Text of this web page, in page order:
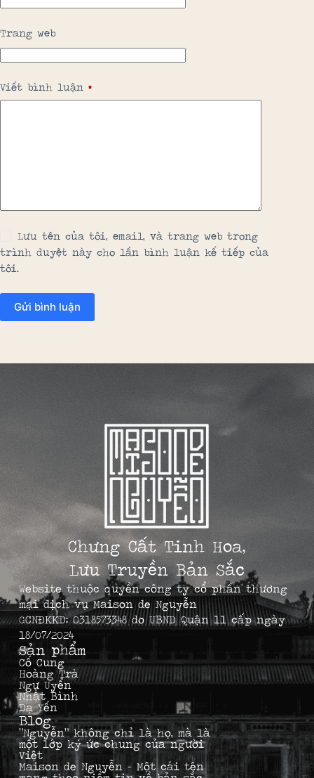
Trang web
Viết bình luận *
Lưu tên của tôi, email, và trang web trong
trình duyệt này cho lần bình luận kế tiếp của
tôi.
Gửi bình luận
Chưng Cất Tinh Hoa,
Lưu Truyền Bản Sắc
Website thuộc quyền công ty cổ phần thương
mại dịch vụ Maison de Nguyễn
GCNĐKKD: 0318573348 do UBND Quận 11 cấp ngày
18/07/2024
Sản phẩm
Cố Cung
Hoàng Trà
Ngự Uyển
Nhật Bình
Dạ Yến
Blog
“Nguyễn” không chỉ là họ, mà là
một lớp ký ức chung của người
Việt
Maison de Nguyễn – Một cái tên